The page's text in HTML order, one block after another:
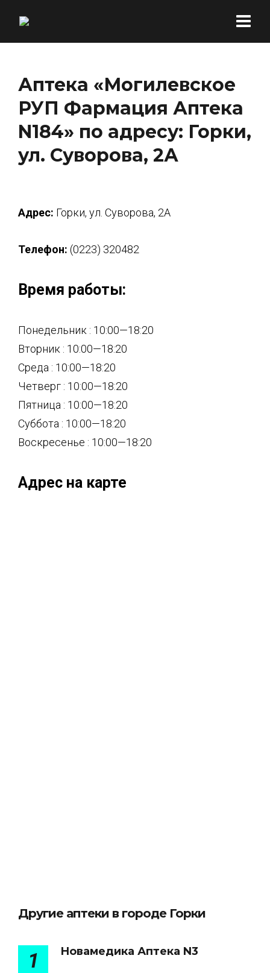
Аптека «Могилевское
РУП Фармация Аптека
N184» по адресу: Горки,
ул. Суворова, 2А
Адрес: Горки, ул. Суворова, 2А
Телефон: (0223) 320482
Время работы:
Понедельник : 10:00—18:20
Вторник : 10:00—18:20
Среда : 10:00—18:20
Четверг : 10:00—18:20
Пятница : 10:00—18:20
Суббота : 10:00—18:20
Воскресенье : 10:00—18:20
Адрес на карте
Другие аптеки в городе Горки
1 Новамедика Аптека N3